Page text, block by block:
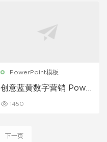
PowerPoint模板
创意蓝黄数字营销 Powe
1450
下一页